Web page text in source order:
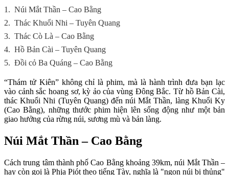
1. Núi Mắt Thần – Cao Bằng
2. Thác Khuổi Nhi – Tuyên Quang
3. Thác Cò Là – Cao Bằng
4. Hồ Bản Cài – Tuyên Quang
5. Đồi cỏ Ba Quáng – Cao Bằng
“Thám tử Kiên” không chỉ là phim, mà là hành trình đưa bạn lạc
vào cảnh sắc hoang sơ, kỳ ảo của vùng Đông Bắc. Từ hồ Bản Cài,
thác Khuổi Nhi (Tuyên Quang) đến núi Mắt Thần, làng Khuổi Ky
(Cao Bằng), những thước phim hiện lên sống động như một bản
giao hưởng của rừng núi, sương mù và bản làng.
Núi Mắt Thần – Cao Bằng
Cách trung tâm thành phố Cao Bằng khoảng 39km, núi Mắt Thần –
hay còn gọi là Phja Piót theo tiếng Tày, nghĩa là "ngọn núi bị thủng"